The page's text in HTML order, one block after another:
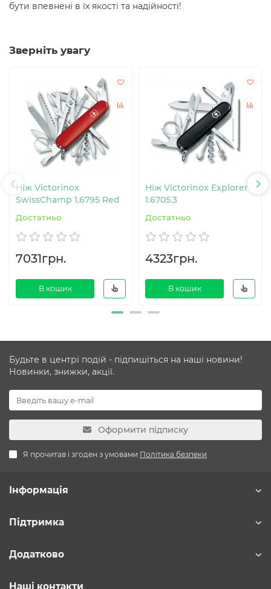
бути впевнені в їх якості та надійності!
Зверніть увагу
Ніж Victorinox
SwissChamp 1.6795 Red
Достатньо
7031грн.
В кошик
Ніж Victorinox Explorer
1.6705.3
Достатньо
4323грн.
В кошик
Будьте в центрі подій - підпишіться на наші новини!
Новинки, знижки, акції.
Оформити підписку
Я прочитав і згоден з умовами Політика безпеки
Інформація
Підтримка
Додатково
Наші контакти